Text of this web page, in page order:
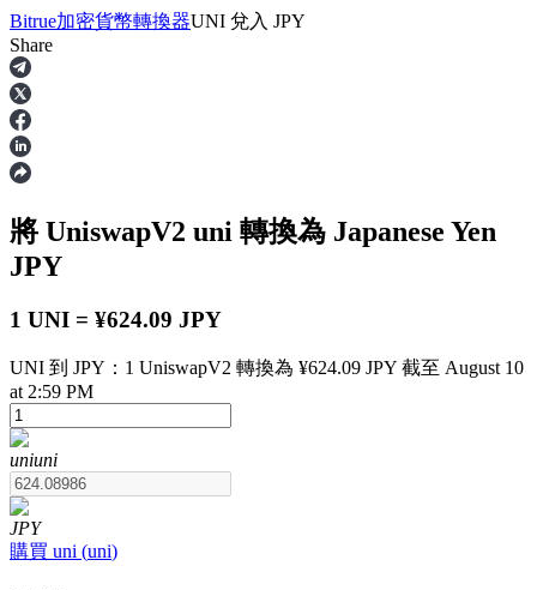
合約
USDT永續
多種以USDT結算的永續合約
Bitrue加密貨幣轉換器UNI 兌入 JPY
Share
將 UniswapV2 uni 轉換為 Japanese Yen
JPY
1 UNI = ¥624.09 JPY
UNI 到 JPY：1 UniswapV2 轉換為 ¥624.09 JPY 截至 August 10
at 2:59 PM
uniuni
JPY
購買 uni (uni)